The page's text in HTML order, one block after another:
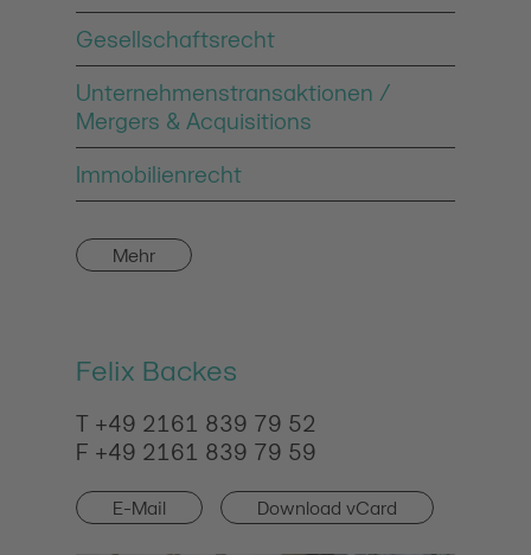
Gesellschaftsrecht
Unternehmenstransaktionen /
Mergers & Acquisitions
Immobilienrecht
Mehr
Felix Backes
T +49 2161 839 79 52
F +49 2161 839 79 59
E-Mail Download vCard